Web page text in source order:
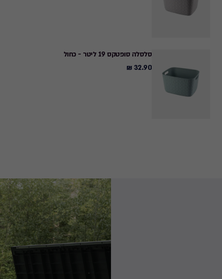
סלסלה סופטקס 19 ליטר - כחול
32.90
32.90 ₪